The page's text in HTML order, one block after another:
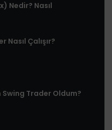
Nedir? Nasıl
Çalışır?
Trader Oldum?